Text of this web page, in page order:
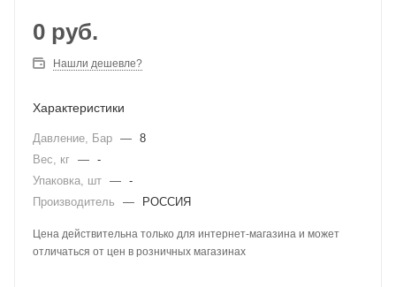
0 руб.
Нашли дешевле?
Характеристики
Давление, Бар — 8
Вес, кг — -
Упаковка, шт — -
Производитель
— РОССИЯ
Цена действительна только для интернет-магазина и может
отличаться от цен в розничных магазинах